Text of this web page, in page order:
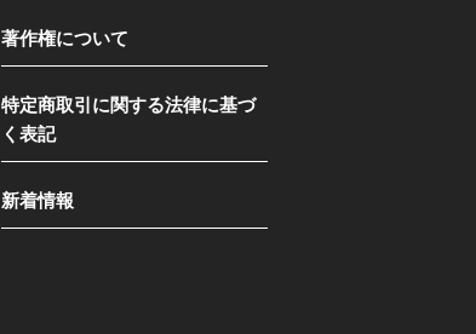
著作権について
特定商取引に関する法律に基づ
く表記
新着情報